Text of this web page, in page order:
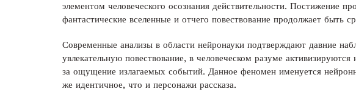
элементом человеческого осознания действительности. Постижение
фантастические вселенные и отчего повествование продолжает быть
Современные анализы в области нейронауки подтверждают давние
увлекательную повествование, в человеческом разуме
за ощущение излагаемых событий. Данное феномен именуется
же идентичное, что и персонажи рассказа.